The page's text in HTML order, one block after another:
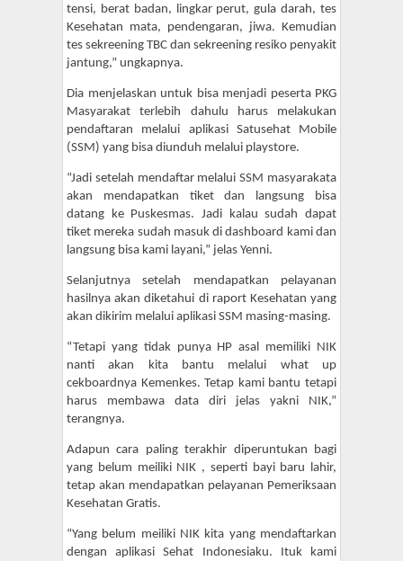
tensi, berat badan, lingkar perut, gula darah, tes
Kesehatan mata, pendengaran, jiwa. Kemudian
tes sekreening TBC dan sekreening resiko penyakit
jantung,” ungkapnya.
Dia menjelaskan untuk bisa menjadi peserta PKG
Masyarakat terlebih dahulu harus melakukan
pendaftaran melalui aplikasi Satusehat Mobile
(SSM) yang bisa diunduh melalui playstore.
“Jadi setelah mendaftar melalui SSM masyarakata
akan mendapatkan tiket dan langsung bisa
datang ke Puskesmas. Jadi kalau sudah dapat
tiket mereka sudah masuk di dashboard kami dan
langsung bisa kami layani,” jelas Yenni.
Selanjutnya setelah mendapatkan pelayanan
hasilnya akan diketahui di raport Kesehatan yang
akan dikirim melalui aplikasi SSM masing-masing.
“Tetapi yang tidak punya HP asal memiliki NIK
nanti akan kita bantu melalui what up
cekboardnya Kemenkes. Tetap kami bantu tetapi
harus membawa data diri jelas yakni NIK,”
terangnya.
Adapun cara paling terakhir diperuntukan bagi
yang belum meiliki NIK , seperti bayi baru lahir,
tetap akan mendapatkan pelayanan Pemeriksaan
Kesehatan Gratis.
“Yang belum meiliki NIK kita yang mendaftarkan
dengan aplikasi Sehat Indonesiaku. Ituk kami